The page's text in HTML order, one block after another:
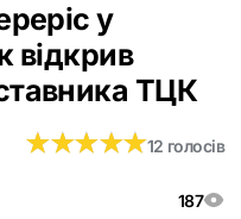
у
відкрив
ТЦК
187
★★★★★
★★★★★12 голосів